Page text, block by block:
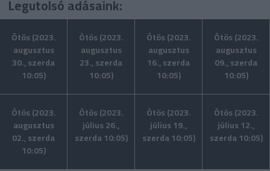
Legutolsó adásaink:
Ötös (2023.
augusztus
30., szerda
10:05)
Ötös (2023.
augusztus
23., szerda
10:05)
Ötös (2023.
augusztus
16., szerda
10:05)
Ötös (2023.
augusztus
09., szerda
10:05)
Ötös (2023.
augusztus
02., szerda
10:05)
Ötös (2023.
július 26.,
szerda 10:05)
Ötös (2023.
július 19.,
szerda 10:05)
Ötös (2023.
július 12.,
szerda 10:05)